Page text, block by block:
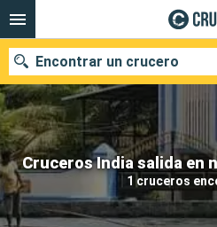
Cruceros India salida en
1 cruceros
Encontrar un crucero
Nuestros destinos
Fecha de salida